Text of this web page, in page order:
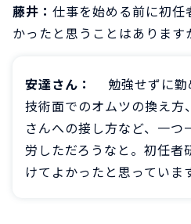
藤井： 仕事を始める前に初任
かったと思うことはあります
安達さん：
勉強せずに
技術面でのオムツの換え方
さんへの接し方など、一つ
労しただろうなと。初任者
けてよかったと思っていま